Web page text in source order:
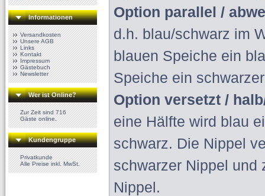
Informationen
Versandkosten
Unsere AGB
Links
Kontakt
Impressum
Gästebuch
Newsletter
Wer ist Online?
Zur Zeit sind 716
Gäste online.
Kundengruppe
Privatkunde
Alle Preise inkl. MwSt.
Option parallel /
d.h. blau/schwarz im
blauen Speiche ein
Speiche ein
Option versetzt /
eine Hälfte wird blau
schwarz. Die Nippel
schwarzer Nippel und
Nippel.